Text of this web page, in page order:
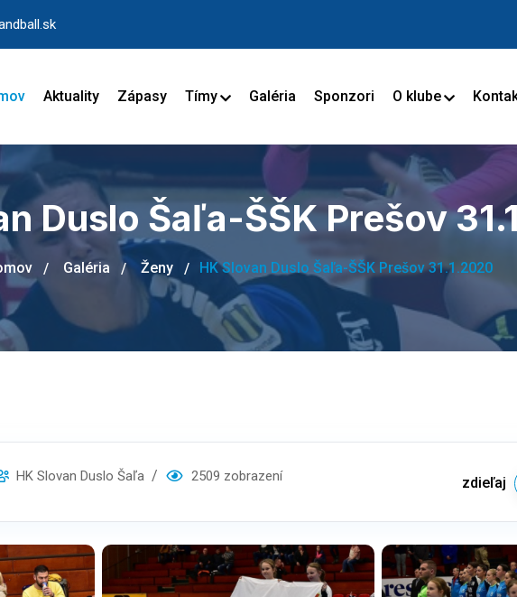
Aktuality Zápasy Tímy Galéria Sponzori O klube
Duslo Šaľa-ŠŠK Prešov
Galéria Ženy HK Slovan Duslo Šaľa-ŠŠK Prešov 31.1.2020
HK Slovan Duslo Šaľa 2509 zobrazení zdieľaj